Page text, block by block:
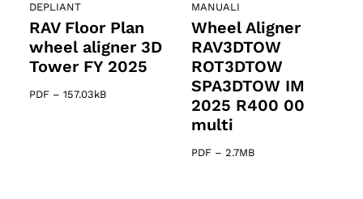
DEPLIANT
RAV Floor Plan
wheel aligner 3D
Tower FY 2025
PDF – 157.03kB
MANUALI
Wheel Aligner
RAV3DTOW
ROT3DTOW
SPA3DTOW IM
2025 R400 00
multi
PDF – 2.7MB